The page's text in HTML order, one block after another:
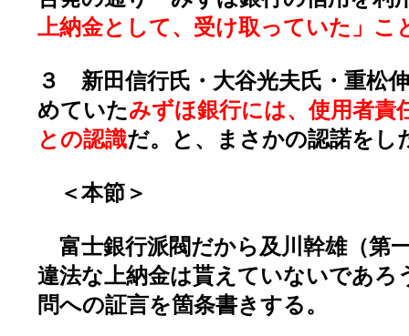
上納金として、受け取っていた」こ
３ 新田信行氏・大谷光夫氏・重松
めていたみずほ銀行には、使用者責
との認識だ。と、まさかの認諾をし
＜本節＞
富士銀行派閥だから及川幹雄（第
違法な上納金は貰えていないであろ
問への証言を箇条書きする。